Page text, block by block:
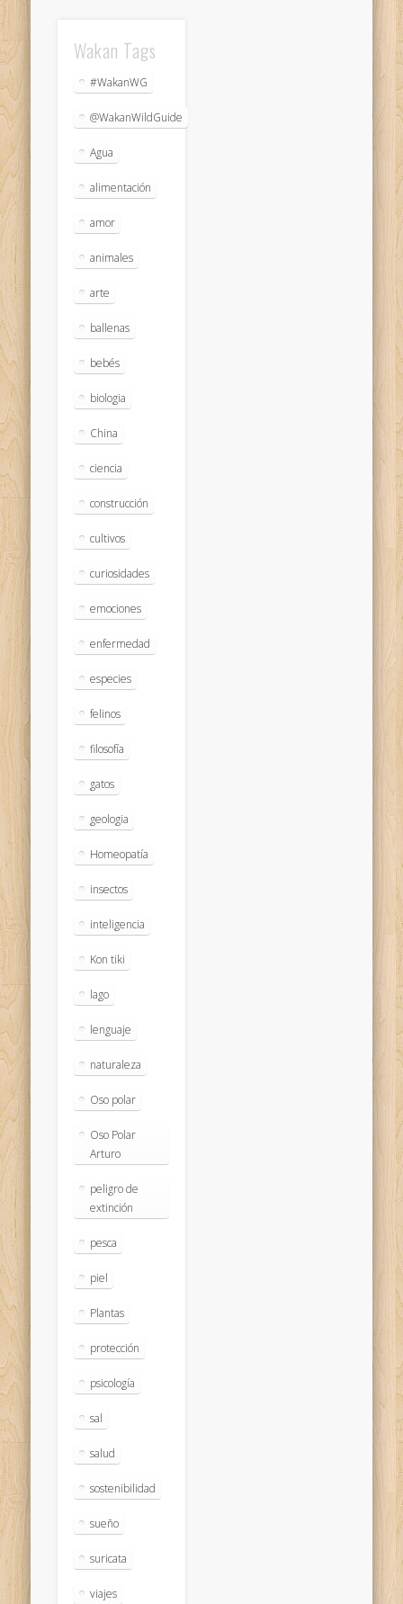
Wakan Tags
#WakanWG
@WakanWildGuide
Agua
alimentación
amor
animales
arte
ballenas
bebés
biologia
China
ciencia
construcción
cultivos
curiosidades
emociones
enfermedad
especies
felinos
filosofía
gatos
geologia
Homeopatía
insectos
inteligencia
Kon tiki
lago
lenguaje
naturaleza
Oso polar
Oso Polar
Arturo
peligro de
extinción
pesca
piel
Plantas
protección
psicología
sal
salud
sostenibilidad
sueño
suricata
viajes